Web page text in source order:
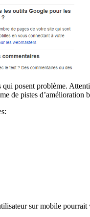
posent problème.
de pistes d’amélioration
sur mobile